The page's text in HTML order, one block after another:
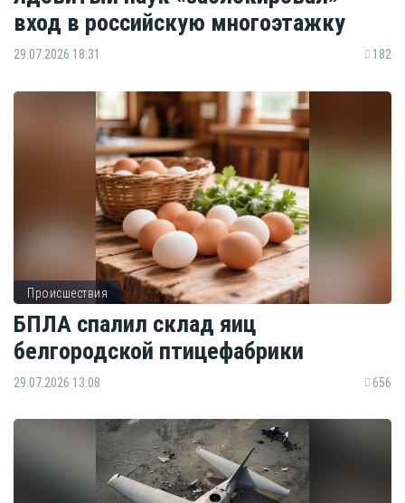
вход в российскую многоэтажку
29.07.2026 18:31 182
Происшествия
БПЛА спалил склад яиц
белгородской птицефабрики
29.07.2026 13:08 656